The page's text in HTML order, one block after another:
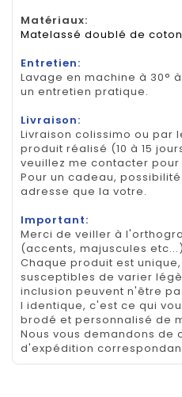
Matériaux:
Matelassé doublé de
Entretien:
Lavage en machine à 30°
un entretien pratique.
Livraison:
Livraison colissimo ou par
produit réalisé (10 à 15
veuillez me contacter
Pour un cadeau,
adresse que la votre.
Important:
Merci de veiller à
(accents, majuscules etc...)
Chaque produit est
susceptibles de varier
inclusion peuvent n'être
l identique, c'est ce qui
brodé et personnalisé de
Nous vous demandons de
d'expédition